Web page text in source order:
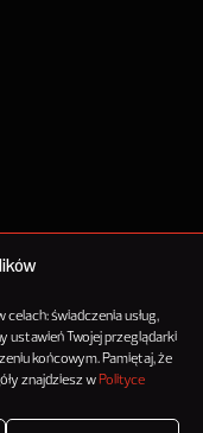
świadczenia usług,
ustawień Twojej przeglądarki
końcowym. Pamiętaj, że
znajdziesz w Polityce